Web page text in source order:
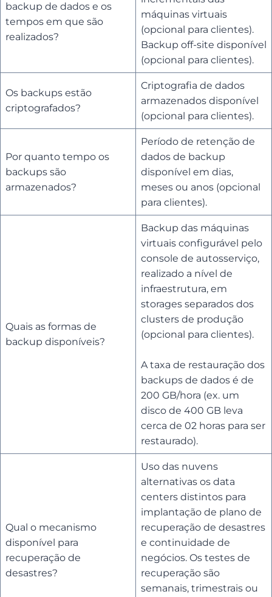
backup de dados e os
tempos em que são
realizados?
máquinas virtuais
(opcional para clientes).
Backup off-site disponível
(opcional para clientes).
Os backups estão
criptografados?
Criptografia de dados
armazenados disponível
(opcional para clientes).
Por quanto tempo os
backups são
armazenados?
Período de retenção de
dados de backup
disponível em dias,
meses ou anos (opcional
para clientes).
Quais as formas de
backup disponíveis?
Backup das máquinas
virtuais configurável pelo
console de autosserviço,
realizado a nível de
infraestrutura, em
storages separados dos
clusters de produção
(opcional para clientes).
A taxa de restauração dos
backups de dados é de
200 GB/hora (ex. um
disco de 400 GB leva
cerca de 02 horas para ser
restaurado).
Qual o mecanismo
disponível para
recuperação de
desastres?
Uso das nuvens
alternativas os data
centers distintos para
implantação de plano de
recuperação de desastres
e continuidade de
negócios. Os testes de
recuperação são
semanais, trimestrais ou